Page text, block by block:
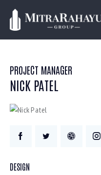
PROJECT MANAGER
NICK PATEL
DESIGN